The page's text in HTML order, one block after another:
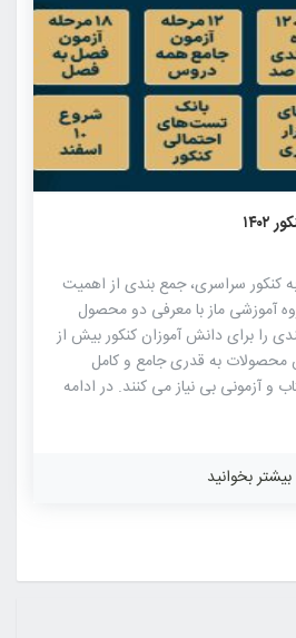
کنکور سراسری، جمع بندی از اهمیت
آموزشی ماز با معرفی دو محصول
را برای دانش آموزان کنکور بیش از
به قدری جامع و کامل
و آزمونی بی نیاز می کنند. در ادامه
اگر سوالی در زمینه محصولات ماز
بیشتر بخوانید